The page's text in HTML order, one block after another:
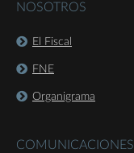
NOSOTROS
El Fiscal
FNE
Organigrama
COMUNICACIONES